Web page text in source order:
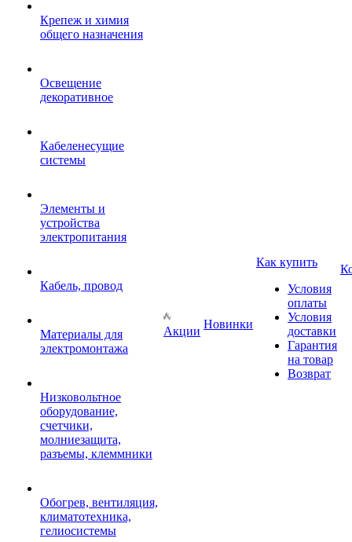
Крепеж и химия
общего назначения
Освещение
декоративное
Кабеленесущие
системы
Элементы и
устройства
электропитания
Кабель, провод
Материалы для
электромонтажа
Низковольтное
оборудование,
счетчики,
молниезащита,
разъемы, клеммники
Обогрев, вентиляция,
климатотехника,
гелиосистемы
Акции
Новинки
Как купить
Условия
оплаты
Условия
доставки
Гарантия
на товар
Возврат